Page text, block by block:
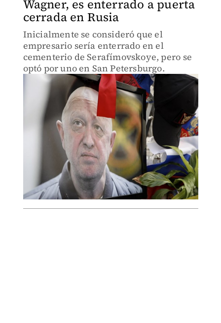
Wagner, es enterrado a puerta
cerrada en Rusia
Inicialmente se consideró que el
empresario sería enterrado en el
cementerio de Serafímovskoye, pero se
optó por uno en San Petersburgo.